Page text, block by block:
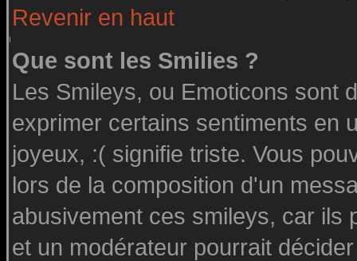
Revenir en haut
Que sont les Smilies ?
Les Smileys, ou Emoticons sont
exprimer certains sentiments en
joyeux, :( signifie triste. Vous
lors de la composition d'un
abusivement ces smileys, car ils
et un modérateur pourrait